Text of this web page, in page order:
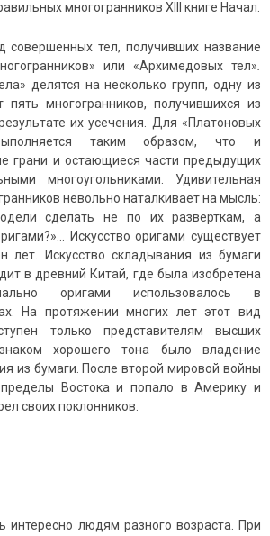
многогранников XIII книге Начал.
совершенных тел, получивших название
или «Архимедовых тел»
делятся на несколько групп, одну из
пять многогранников, получившихся из
их усечения. Для «Платоновых
таким образом, что и
грани и остающиеся части предыдущих
многоугольниками. Удивительная
невольно наталкивает на мысль:
сделать не по их разверткам, а
Искусство оригами существует
лет. Искусство складывания из бумаги
в древний Китай, где была изобретена
оригами использовалось в
На протяжении многих лет этот вид
только представителям высших
хорошего тона было владение
из бумаги. После второй мировой войны
Востока и попало в Америку и
своих поклонников.
людям разного возраста. При